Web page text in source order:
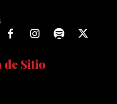
de Sitio